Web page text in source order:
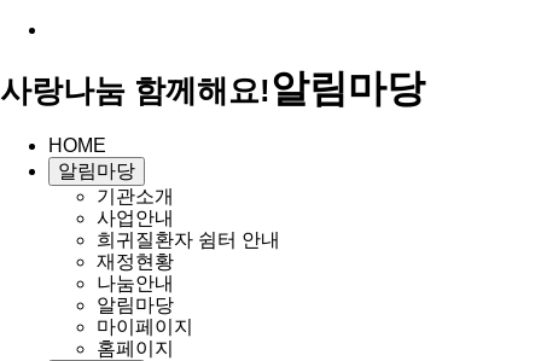
사랑나눔 함께해요!알림마당
HOME
알림마당
기관소개
사업안내
희귀질환자 쉼터 안내
재정현황
나눔안내
알림마당
마이페이지
홈페이지